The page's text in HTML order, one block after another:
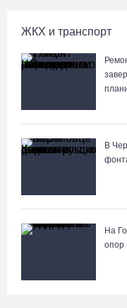
выборах в Госдуму
Четырех пьяных
05.08.26 / 17:45
В заречной части
В Вологде на 18
ЖКХ и транспорт
В
На
опор